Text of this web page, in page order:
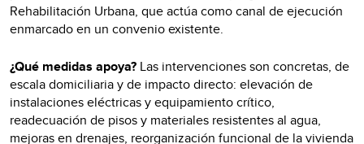
Rehabilitación Urbana, que actúa como canal de ejecución
enmarcado en un convenio existente.
¿Qué medidas apoya? Las intervenciones son concretas, de
escala domiciliaria y de impacto directo: elevación de
instalaciones eléctricas y equipamiento crítico,
readecuación de pisos y materiales resistentes al agua,
mejoras en drenajes, reorganización funcional de la vivienda